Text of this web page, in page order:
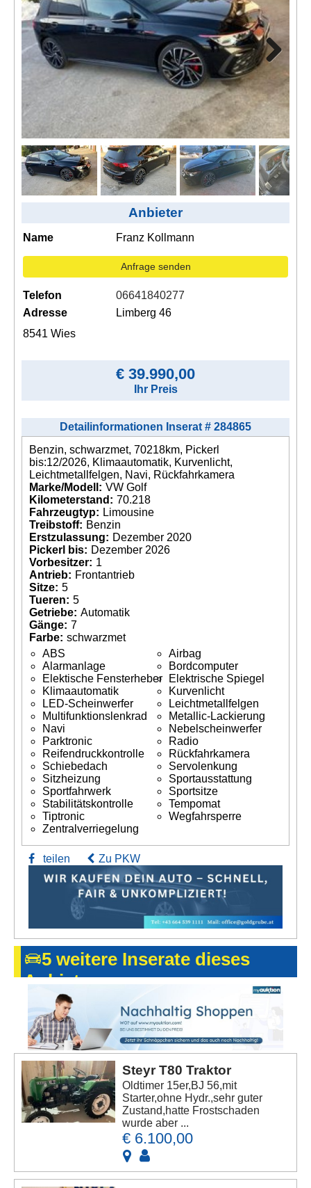
Kontakt
AGB, Nutzungsbedingungen
Impressum Next
Anbieter
Name Franz Kollmann
Anfrage senden
Telefon
06641840277
Adresse
Limberg 46
8541 Wies
€ 39.990,00
Ihr Preis
Detailinformationen Inserat # 284865
Benzin, schwarzmet, 70218km, Pickerl
bis:12/2026, Klimaautomatik, Kurvenlicht,
Leichtmetallfelgen, Navi, Rückfahrkamera
Marke/Modell: VW Golf
Kilometerstand: 70.218
Fahrzeugtyp: Limousine
Treibstoff: Benzin
Erstzulassung: Dezember 2020
Pickerl bis: Dezember 2026
Vorbesitzer: 1
Antrieb: Frontantrieb
Sitze: 5
Tueren: 5
Getriebe: Automatik
Gänge: 7
Farbe: schwarzmet
ABS
Airbag
Alarmanlage
Bordcomputer
Elektische Fensterheber
Elektrische Spiegel
Klimaautomatik
Kurvenlicht
LED-Scheinwerfer
Leichtmetallfelgen
Multifunktionslenkrad
Metallic-Lackierung
Navi
Nebelscheinwerfer
Parktronic
Radio
Reifendruckkontrolle
Rückfahrkamera
Schiebedach
Servolenkung
Sitzheizung
Sportausstattung
Sportfahrwerk
Sportsitze
Stabilitätskontrolle
Tempomat
Tiptronic
Wegfahrsperre
Zentralverriegelung
teilen Zu PKW
5 weitere Inserate dieses
Anbieters
Steyr T80 Traktor
Oldtimer 15er,BJ 56,mit
Starter,ohne Hydr.,sehr guter
Zustand,hatte Frostschaden
wurde aber ...
€ 6.100,00